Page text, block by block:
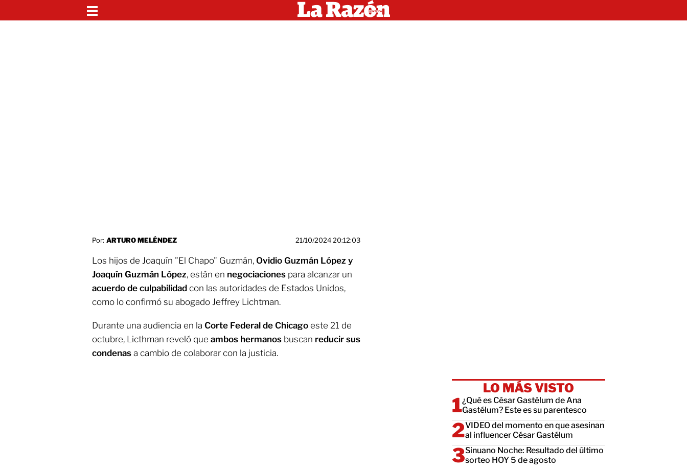
Por: ARTURO MELÉNDEZ 21/10/2024 20:12:03
Los hijos de Joaquín "El Chapo" Guzmán, Ovidio Guzmán López y
Joaquín Guzmán López, están en negociaciones para alcanzar un
acuerdo de culpabilidad con las autoridades de Estados Unidos,
como lo confirmó su abogado Jeffrey Lichtman.
Durante una audiencia en la Corte Federal de Chicago este 21 de
octubre, Licthman reveló que ambos hermanos buscan reducir sus
condenas a cambio de colaborar con la justicia.
LO MÁS VISTO
¿Qué es César Gastélum de Ana
Gastélum? Este es su parentesco
VIDEO del momento en que asesinan
al influencer César Gastélum
Sinuano Noche: Resultado del último
sorteo HOY 5 de agosto